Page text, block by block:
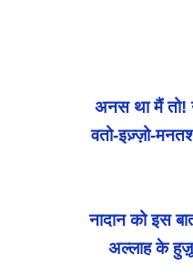
अनस था मैं तो!
वतो-इज़्ज़ो-
नादान को इस
अल्लाह के